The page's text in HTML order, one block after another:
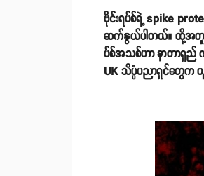
ဗိုင်းရပ်စ်ရဲ့ spike
ဆက်နွယ်ပါတယ်။ ထို့အတူ ကို
ပ်စ်အသစ်ဟာ နာတာရှည်
UK သိပ္ပံပညာရှင်တွေက